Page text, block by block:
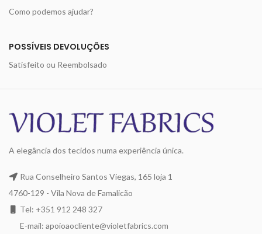
Como podemos ajudar?
POSSÍVEIS DEVOLUÇÕES
Satisfeito ou Reembolsado
A elegância dos tecidos numa experiência única.
Rua Conselheiro Santos Viegas, 165 loja 1
4760-129 - Vila Nova de Famalicão
Tel: +351 912 248 327
E-mail: apoioaocliente@violetfabrics.com